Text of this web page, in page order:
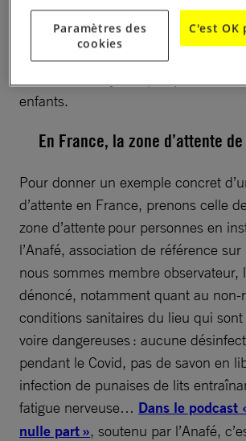
Conséquences :Par cette mesure, le
de généraliser la détention des
enfants.
En France, la zone d’attente
Pour donner un exemple concret
d’attente en France, prenons celle
zone d’attente pour personnes en
l’Anafé, association de référence
nous sommes membre observateur,
dénoncé, notamment quant au non-
conditions sanitaires du lieu qui
voire dangereuses : aucune
pendant le Covid, pas de savon en
infection de punaises de lits
fatigue nerveuse… Dans le podcast
nulle part », soutenu par l’Anafé,
Paramètres des
cookies
C'est OK